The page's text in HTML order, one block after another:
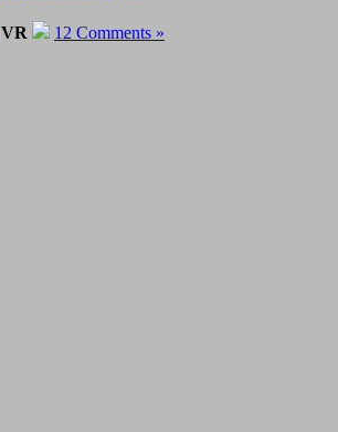
VR 12 Comments »